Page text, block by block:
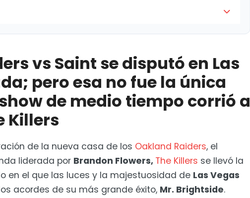
vs Saint se disputó en Las
pero esa no fue la única
de medio tiempo corrió a
Killers
de la nueva casa de los Oakland Raiders, el
liderada por Brandon Flowers, The Killers se llevó la
en el que las luces y la majestuosidad de Las Vegas
acordes de su más grande éxito, Mr. Brightside.